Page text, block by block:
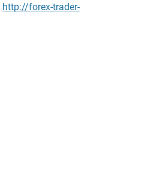
http://forex-trader-